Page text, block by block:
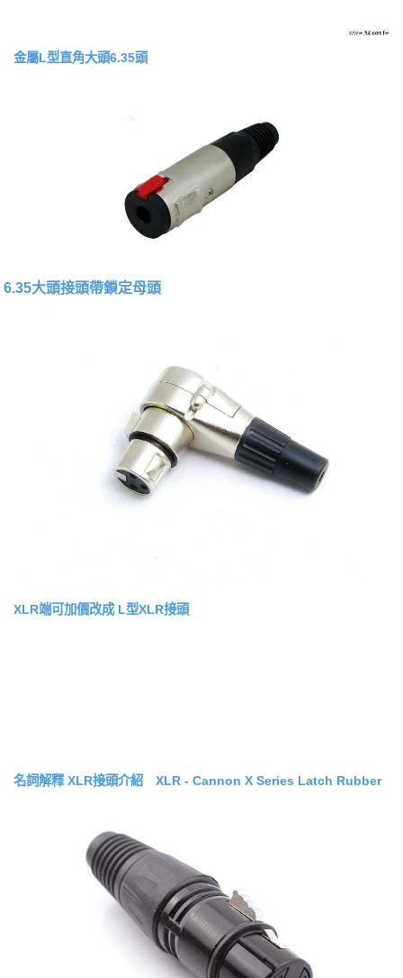
金屬L型直角大頭6.35頭
6.35大頭接頭帶鎖定母頭
XLR端可加價改成 L型XLR接頭
名詞解釋 XLR接頭介紹 XLR - Cannon X Series Latch Rubber